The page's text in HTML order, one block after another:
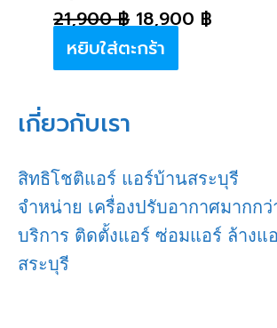
21,900฿ 18,900 ฿
หยิบใส่ตะกร้า
เกี่ยวกับเรา
สิทธิโชติแอร์ แอร์บ้านสระบุรี
จำหน่าย เครื่องปรับอากาศมากก
บริการ ติดตั้งแอร์ ซ่อมแอร์ ล้างแ
สระบุรี